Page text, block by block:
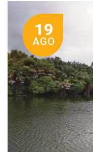
19
AGO